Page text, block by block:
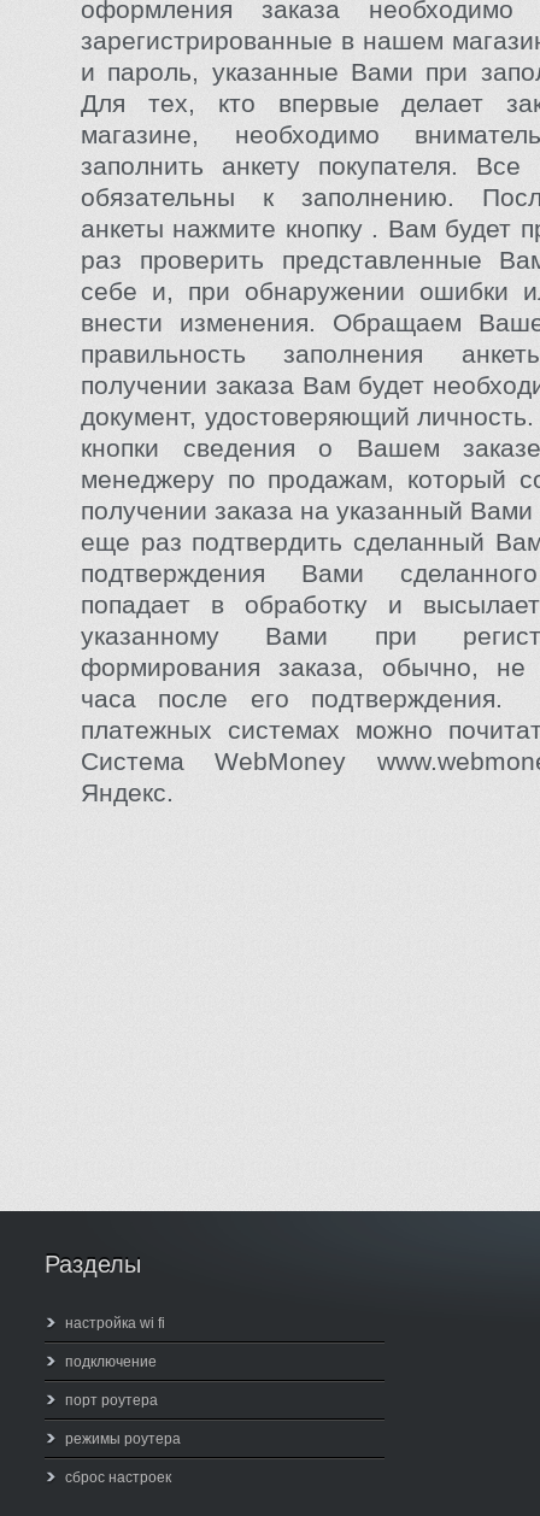
оформления заказа необходимо
зарегистрированные в нашем
и пароль, указанные Вами при
Для тех, кто впервые делает
магазине, необходимо
заполнить анкету покупателя.
обязательны к заполнению.
анкеты нажмите кнопку . Вам будет
раз проверить представленные
себе и, при обнаружении ошибки
внести изменения. Обращаем
правильность заполнения
получении заказа Вам будет
документ, удостоверяющий
кнопки сведения о Вашем
менеджеру по продажам, который
получении заказа на указанный
еще раз подтвердить сделанный
подтверждения Вами
попадает в обработку и
указанному Вами при
формирования заказа, обычно,
часа после его
платежных системах можно
Система WebMoney
Яндекс.
Разделы
настройка wi fi
подключение
порт роутера
режимы роутера
сброс настроек